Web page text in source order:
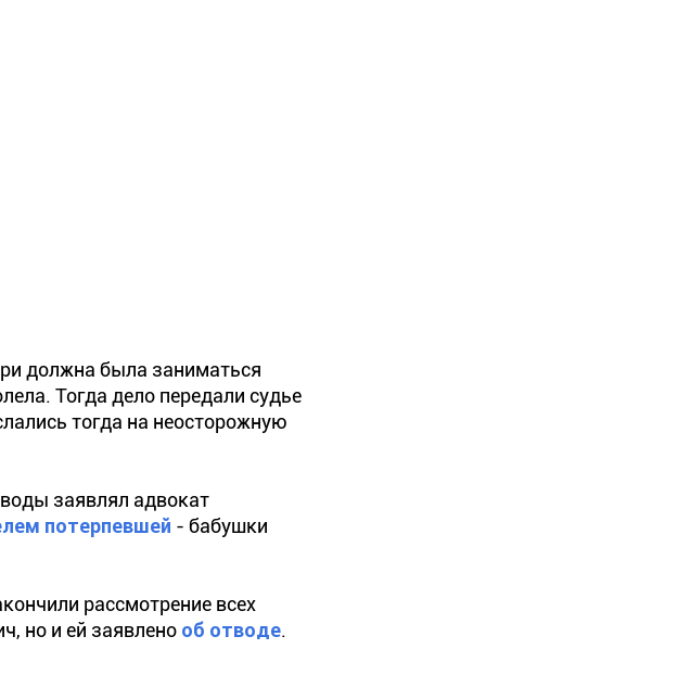
должна была заниматься
Тогда дело передали судье
тогда на неосторожную
заявлял адвокат
потерпевшей - бабушки
рассмотрение всех
но и ей заявлено об отводе.